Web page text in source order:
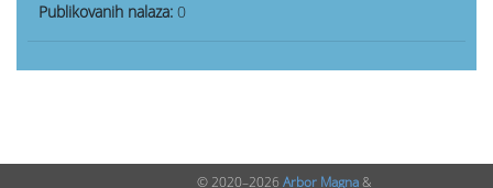
Publikovanih nalaza: 0
© 2020–2026 Arbor Magna&